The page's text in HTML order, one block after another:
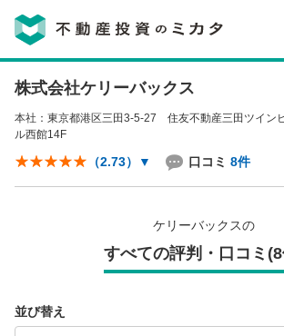
不動産投資のミカタとは
株式会社ケリーバックス
本社：東京都港区三田3-5-27 住友不動産三田ツイン
ル西館14F
（2.73） ▼ 口コミ 8件
ケリーバックスの
すべての評判・口コミ
並び替え